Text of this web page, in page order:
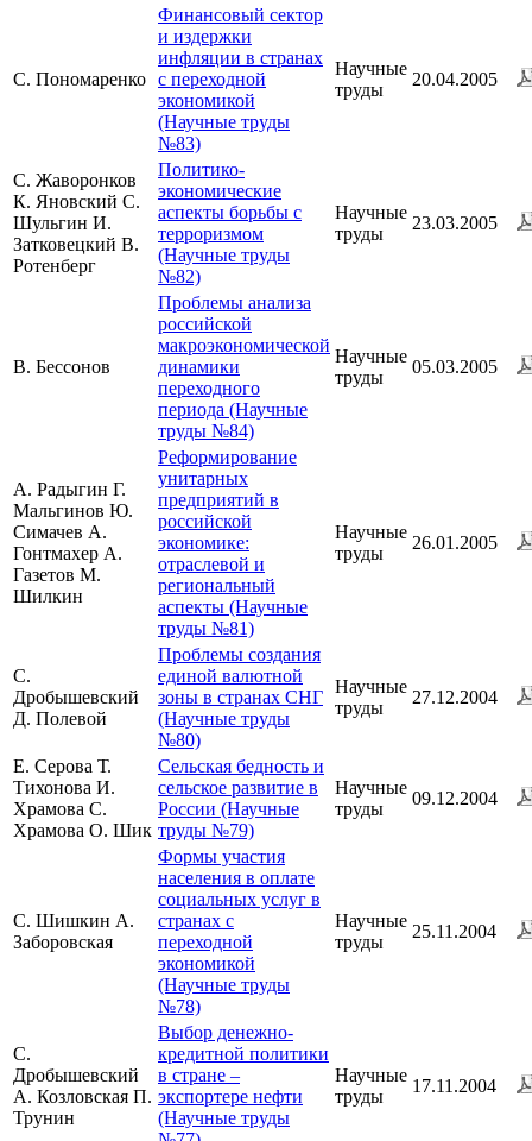
С. Пономаренко
Финансовый сектор
и издержки
инфляции в странах
с переходной
экономикой
(Научные труды
№83)
Научные
труды
20.04.2005
С. Жаворонков
К. Яновский С.
Шульгин И.
Затковецкий В.
Ротенберг
Политико-
экономические
аспекты борьбы с
терроризмом
(Научные труды
№82)
Научные
труды
23.03.2005
В. Бессонов
Проблемы анализа
российской
макроэкономической
динамики
переходного
периода (Научные
труды №84)
Научные
труды
05.03.2005
А. Радыгин Г.
Мальгинов Ю.
Симачев А.
Гонтмахер А.
Газетов М.
Шилкин
Реформирование
унитарных
предприятий в
российской
экономике:
отраслевой и
региональный
аспекты (Научные
труды №81)
Научные
труды
26.01.2005
С.
Дробышевский
Д. Полевой
Проблемы создания
единой валютной
зоны в странах СНГ
(Научные труды
№80)
Научные
труды
27.12.2004
Е. Серова Т.
Тихонова И.
Храмова С.
Храмова О. Шик
Сельская бедность и
сельское развитие в
России (Научные
труды №79)
Научные
труды
09.12.2004
С. Шишкин А.
Заборовская
Формы участия
населения в оплате
социальных услуг в
странах с
переходной
экономикой
(Научные труды
№78)
Научные
труды
25.11.2004
С.
Дробышевский
А. Козловская П.
Трунин
Выбор денежно-
кредитной политики
в стране –
экспортере нефти
(Научные труды
Научные
труды
17.11.2004